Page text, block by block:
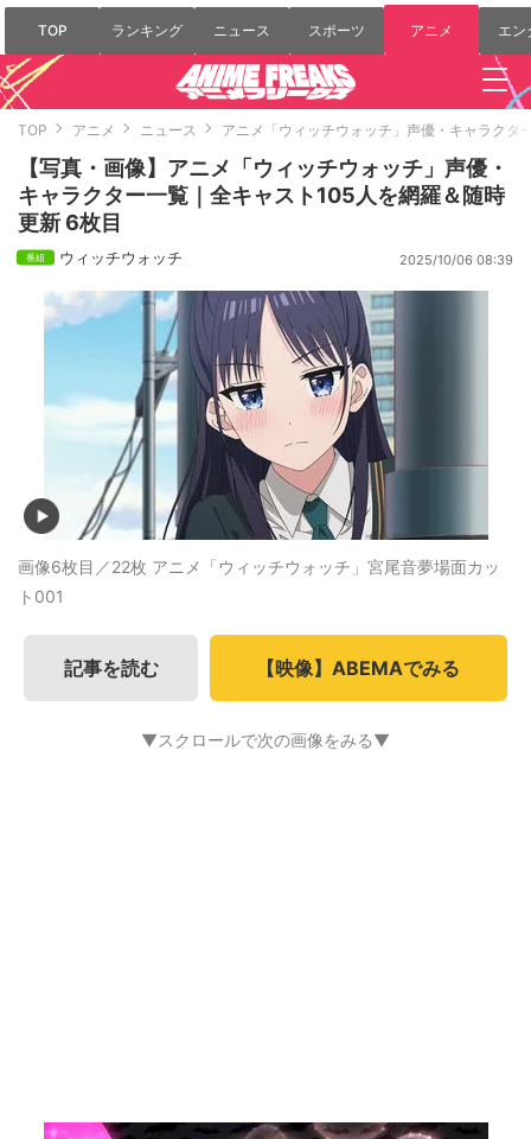
TOP ランキング ニュース スポーツ アニメ エン
TOP アニメ ニュース アニメ「ウィッチウォッチ」声優・キャラクタ
【写真・画像】アニメ「ウィッチウォッチ」声優・
キャラクター一覧｜全キャスト105人を網羅＆随時
更新 6枚目
ウィッチウォッチ 2025/10/06 08:39
画像6枚目／22枚 アニメ「ウィッチウォッチ」宮尾音夢場面カッ
ト001
記事を読む 【映像】ABEMAでみる
▼スクロールで次の画像をみる▼